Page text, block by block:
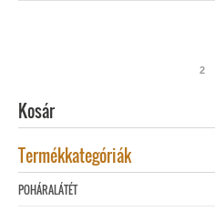
2
Kosár
Termékkategóriák
POHÁRALÁTÉT